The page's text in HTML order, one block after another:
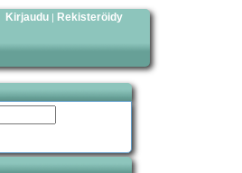
Kirjaudu | Rekisteröidy